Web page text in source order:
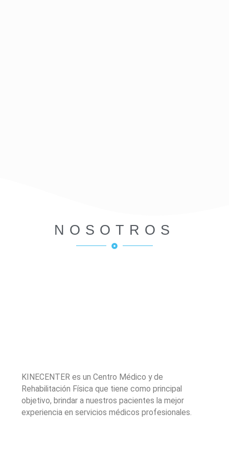
NOSOTROS
KINECENTER es un Centro Médico y de
Rehabilitación Física que tiene como principal
objetivo, brindar a nuestros pacientes la mejor
experiencia en servicios médicos profesionales.